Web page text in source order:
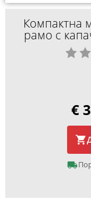
Компактна
рамо с
€